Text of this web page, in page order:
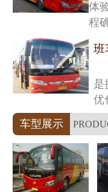
体
程
是
优
车型展示